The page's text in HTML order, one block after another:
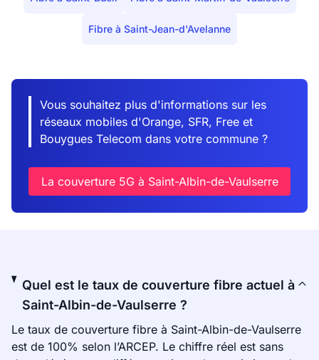
Fibre à Saint-Jean-d'Avelanne
Vous souhaitez plus d'informations sur les
réseaux mobiles d'Orange, SFR, Free et
Bouygues Telecom dans votre commune ?
La couverture 5G à Saint-Albin-de-Vaulserre
Quel est le taux de couverture fibre actuel à
Saint-Albin-de-Vaulserre ?
Le taux de couverture fibre à Saint-Albin-de-Vaulserre
est de 100% selon l’ARCEP. Le chiffre réel est sans